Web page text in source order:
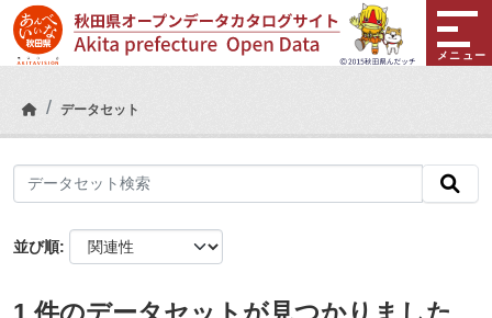
Skip to main content
メニュー
データセット
並び順